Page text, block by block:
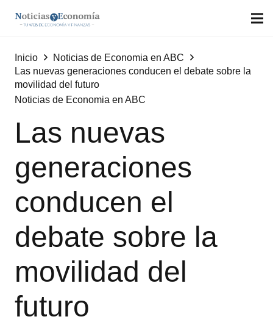
Inicio
Noticias de Economia en ABC
Las nuevas generaciones conducen el debate sobre la
movilidad del futuro
Noticias de Economia en ABC
Las nuevas
generaciones
conducen el
debate sobre la
movilidad del
futuro